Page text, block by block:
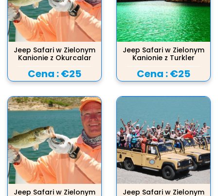
Jeep Safari w Zielonym
Kanionie z Okurcalar
Cena :€25
Jeep Safari w Zielonym
Kanionie z Turkler
Cena :€25
Jeep Safari w Zielonym
Jeep Safari w Zielonym